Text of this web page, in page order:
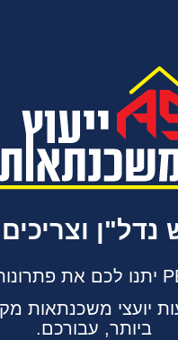
נדל"ן
יועצי משכנתאות
ביותר, עבורכם.